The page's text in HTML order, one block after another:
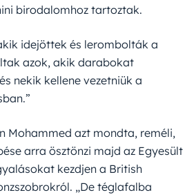
birodalomhoz tartoztak.
idejöttek és lerombolták a
azok, akik darabokat
nekik kellene vezetniük a
Mohammed azt mondta, reméli,
arra ösztönzi majd az Egyesült
kezdjen a British
„De téglafalba